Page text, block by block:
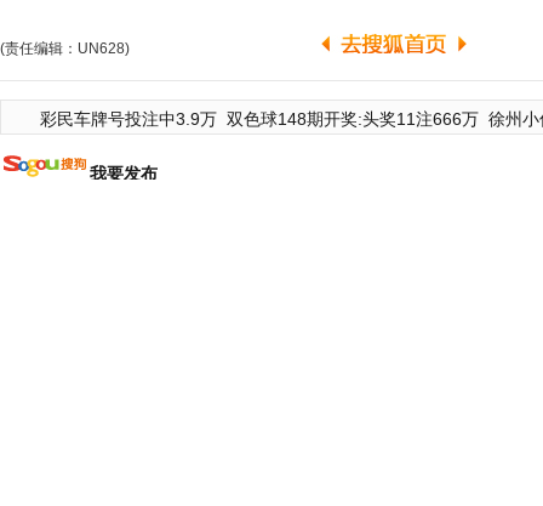
(责任编辑：UN628)
彩民车牌号投注中3.9万 双色球148期开奖:头奖11注666万 徐州
我要发布